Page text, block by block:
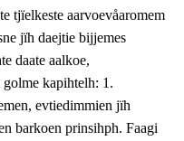
tjïelkeste aarvoevåaromem
jïh daejtie bijjemes
daate aalkoe,
golme kapihtelh: 1.
evtiedimmien jïh
barkoen prinsihph. Faagi